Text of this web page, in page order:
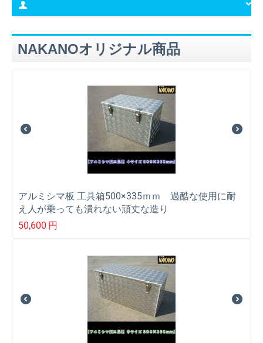
NAKANOオリジナル商品
アルミシマ板 工具箱500×335ｍｍ 過酷な使用に耐
え人が乗っても潰れない頑丈な造り
50,600 円